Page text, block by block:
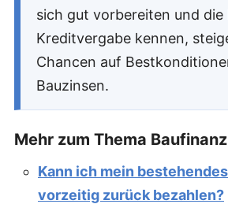
sich gut vorbereiten und die
Kreditvergabe kennen,
Chancen auf
Bauzinsen.
Mehr zum Thema
Kann ich mein
vorzeitig zurück bezahlen?